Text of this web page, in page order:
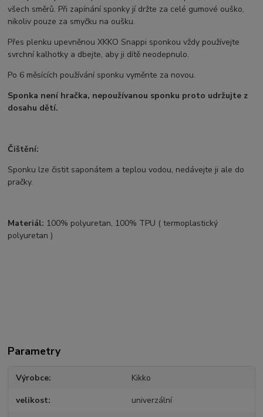
všech směrů. Při zapínání sponky jí držte za celé gumové ouško,
nikoliv pouze za smyčku na oušku.
Přes plenku upevněnou XKKO Snappi sponkou vždy používejte
svrchní kalhotky a dbejte, aby ji dítě neodepnulo.
Po 6 měsících používání sponku vyměnte za novou.
Sponka není hračka, nepoužívanou sponku proto udržujte z
dosahu dětí.
Čištění:
Sponku lze čistit saponátem a teplou vodou, nedávejte ji ale do
pračky.
Materiál: 100% polyuretan, 100% TPU ( termoplastický
polyuretan )
Parametry
Výrobce Kikko
velikost univerzální